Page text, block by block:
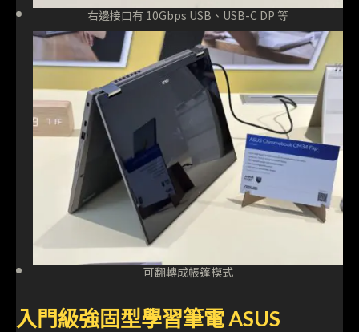
右邊接口有 10Gbps USB、USB-C DP 等
可翻轉成帳篷模式
入門級強固型學習筆電 ASUS